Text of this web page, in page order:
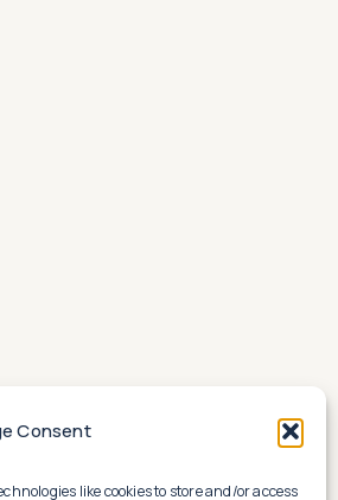
Consent
like cookies to store and/or access